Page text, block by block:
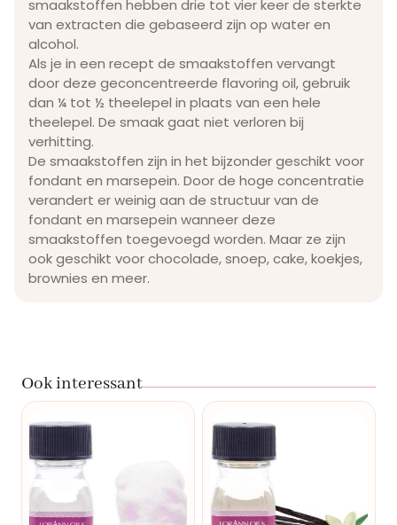
smaakstoffen hebben drie tot vier keer de sterkte
van extracten die gebaseerd zijn op water en
alcohol.
Als je in een recept de smaakstoffen vervangt
door deze geconcentreerde flavoring oil, gebruik
dan ¼ tot ½ theelepel in plaats van een hele
theelepel. De smaak gaat niet verloren bij
verhitting.
De smaakstoffen zijn in het bijzonder geschikt voor
fondant en marsepein. Door de hoge concentratie
verandert er weinig aan de structuur van de
fondant en marsepein wanneer deze
smaakstoffen toegevoegd worden. Maar ze zijn
ook geschikt voor chocolade, snoep, cake, koekjes,
brownies en meer.
Ook interessant